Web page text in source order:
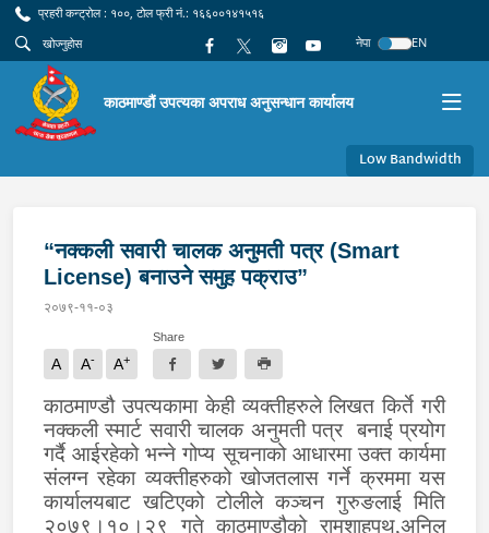
प्रहरी कन्ट्रोल : १००, टोल फ्री नं.: १६६००१४१५१६
नेपा
EN
काठमाण्डौं उपत्यका अपराध अनुसन्धान कार्यालय
Low Bandwidth
“नक्कली सवारी चालक अनुमती पत्र (Smart
License) बनाउने समुह पक्राउ”
२०७९-११-०३
A A- A+
Share
काठमाण्डौ उपत्यकामा केही व्यक्तीहरुले लिखत किर्ते गरी
नक्कली स्मार्ट सवारी चालक अनुमती पत्र बनाई प्रयोग
गर्दै आईरहेको भन्ने गोप्य सूचनाको आधारमा उक्त कार्यमा
संलग्न रहेका व्यक्तीहरुको खोजतलास गर्ने क्रममा यस
कार्यालयबाट खटिएको टोलीले कञ्चन गुरुङलाई मिति
२०७९। १० । २९ गते काठमाण्डौको रामशाहपथ,अनिल